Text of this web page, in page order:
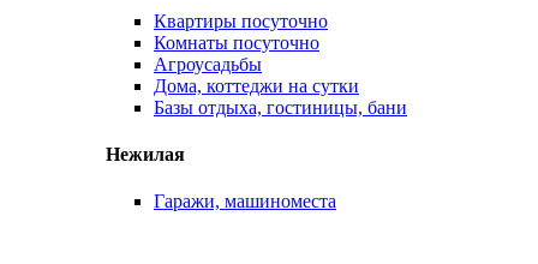
Квартиры посуточно
Комнаты посуточно
Агроусадьбы
Дома, коттеджи на сутки
Базы отдыха, гостиницы, бани
Нежилая
Гаражи, машиноместа